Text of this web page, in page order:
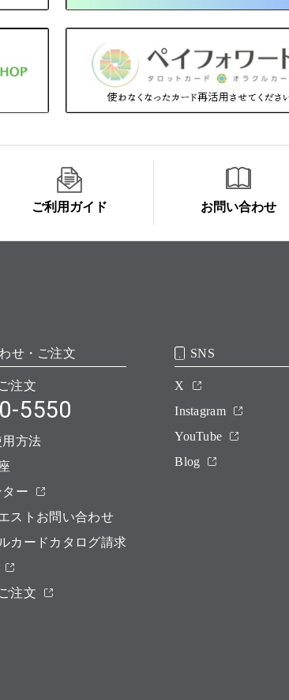
ご利用ガイド お問い合わせ
せ・ご注文
注文
5550
用方法
ー
ストお問い合わせ
カードカタログ請求
注文
SNS
X
Instagram
YouTube
Blog